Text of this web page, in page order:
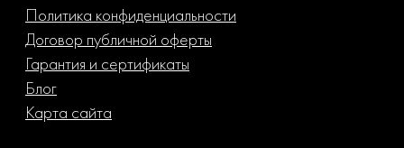
Политика конфиденциальности
Договор публичной оферты
Гарантия и сертификаты
Блог
Карта сайта